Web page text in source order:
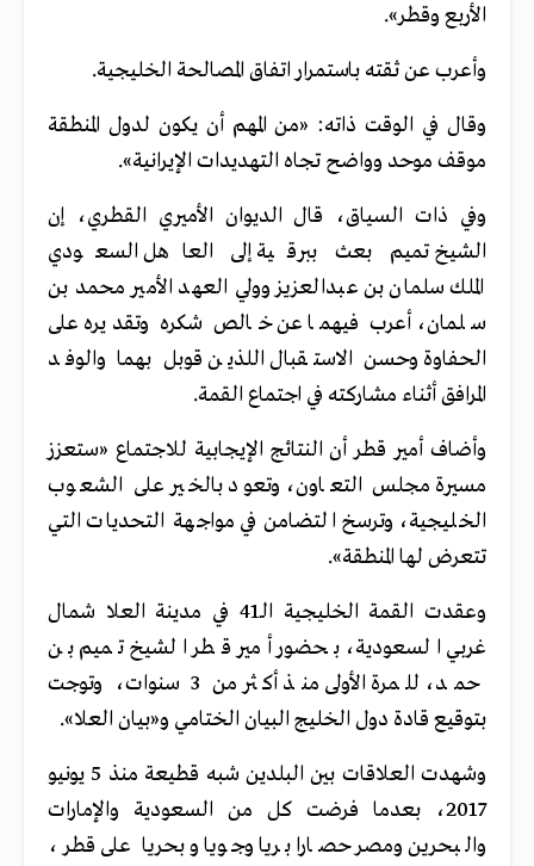
الأربع وقطر».
وأعرب عن ثقته باستمرار اتفاق المصالحة الخليجية.
وقال في الوقت ذاته: «من المهم أن يكون لدول المنطقة
موقف موحد وواضح تجاه التهديدات الإيرانية».
وفي ذات السياق، قال الديوان الأميري القطري، إن
الشيخ تميم بعث ببرقية إلى العاهل السعودي
الملك سلمان بن عبدالعزيز وولي العهد الأمير محمد بن
سلمان، أعرب فيهما عن خالص شكره وتقديره على
الحفاوة وحسن الاستقبال اللذين قوبل بهما والوفد
المرافق أثناء مشاركته في اجتماع القمة.
وأضاف أمير قطر أن النتائج الإيجابية للاجتماع «ستعزز
مسيرة مجلس التعاون، وتعود بالخير على الشعوب
الخليجية، وترسخ التضامن في مواجهة التحديات التي
تتعرض لها المنطقة».
وعقدت القمة الخليجية الـ41 في مدينة العلا شمال
غربي السعودية، بحضور أمير قطر الشيخ تميم بن
حمد، للمرة الأولى منذ أكثر من 3 سنوات، وتوجت
بتوقيع قادة دول الخليج البيان الختامي و«بيان العلا».
وشهدت العلاقات بين البلدين شبه قطيعة منذ 5 يونيو
2017، بعدما فرضت كل من السعودية والإمارات
والبحرين ومصر حصارا بريا وجويا وبحريا على قطر،